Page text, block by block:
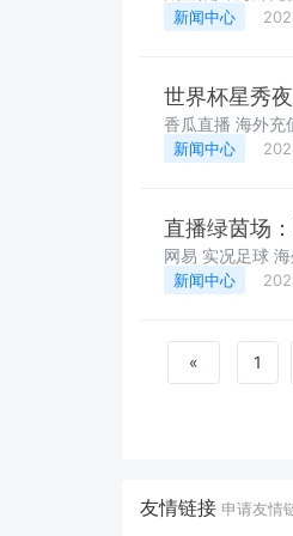
新闻中心
世界杯星秀
香瓜直播 海外
新闻中心
直播绿茵场
网易 实况足球
新闻中心
« 1
友情链接 申请友情